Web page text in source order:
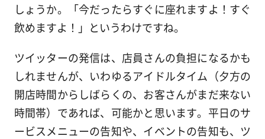
しょうか。「今だったらすぐに座れますよ！すぐ
飲めますよ！」というわけですね。
ツイッターの発信は、店員さんの負担になるかも
しれませんが、いわゆるアイドルタイム（夕方の
開店時間からしばらくの、お客さんがまだ来ない
時間帯）であれば、可能かと思います。平日のサ
ービスメニューの告知や、イベントの告知も、ツ